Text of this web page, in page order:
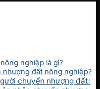
nghiệp là gì?
đất nông nghiệp?
chuyển nhượng đất: